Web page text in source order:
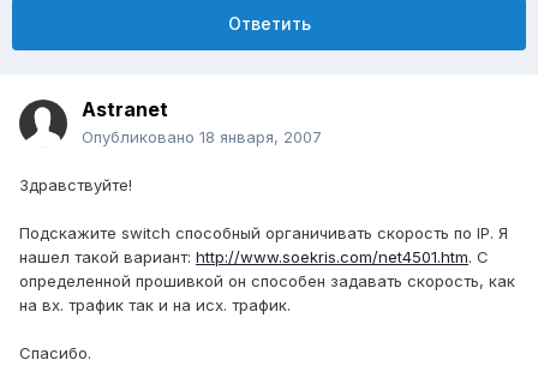
Ответить
Astranet
Опубликовано 18 января, 2007
Здравствуйте!
Подскажите switch способный органичивать скорость по IP. Я
нашел такой вариант: http://www.soekris.com/net4501.htm. С
определенной прошивкой он способен задавать скорость, как
на вх. трафик так и на исх. трафик.
Спасибо.